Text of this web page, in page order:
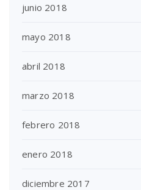
junio 2018
mayo 2018
abril 2018
marzo 2018
febrero 2018
enero 2018
diciembre 2017